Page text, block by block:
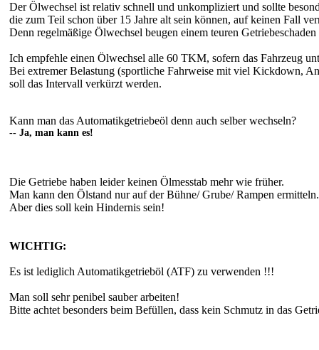
Der Ölwechsel ist relativ schnell und unkompliziert und sollte
die zum Teil schon über 15 Jahre alt sein können, auf keinen Fall
Denn regelmäßige Ölwechsel beugen einem teuren
Ich empfehle einen Ölwechsel alle 60 TKM, sofern das Fahrzeug
Bei extremer Belastung (sportliche Fahrweise mit viel Kickdown,
soll das Intervall verkürzt werden.
Kann man das Automatikgetriebeöl denn auch selber wechseln?
-- Ja, man kann es!
Die Getriebe haben leider keinen Ölmesstab mehr wie früher.
Man kann den Ölstand nur auf der Bühne/ Grube/ Rampen ermitteln.
Aber dies soll kein Hindernis sein!
WICHTIG:
Es ist lediglich Automatikgetrieböl (ATF) zu verwenden !!!
Man soll sehr penibel sauber arbeiten!
Bitte achtet besonders beim Befüllen, dass kein Schmutz in das